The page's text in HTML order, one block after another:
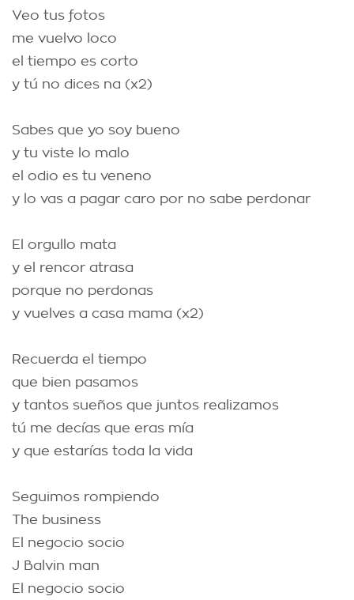
Veo tus fotos
me vuelvo loco
el tiempo es corto
y tú no dices na (x2)
Sabes que yo soy bueno
y tu viste lo malo
el odio es tu veneno
y lo vas a pagar caro por no sabe perdonar
El orgullo mata
y el rencor atrasa
porque no perdonas
y vuelves a casa mama (x2)
Recuerda el tiempo
que bien pasamos
y tantos sueños que juntos realizamos
tú me decías que eras mía
y que estarías toda la vida
Seguimos rompiendo
The business
El negocio socio
J Balvin man
El negocio socio